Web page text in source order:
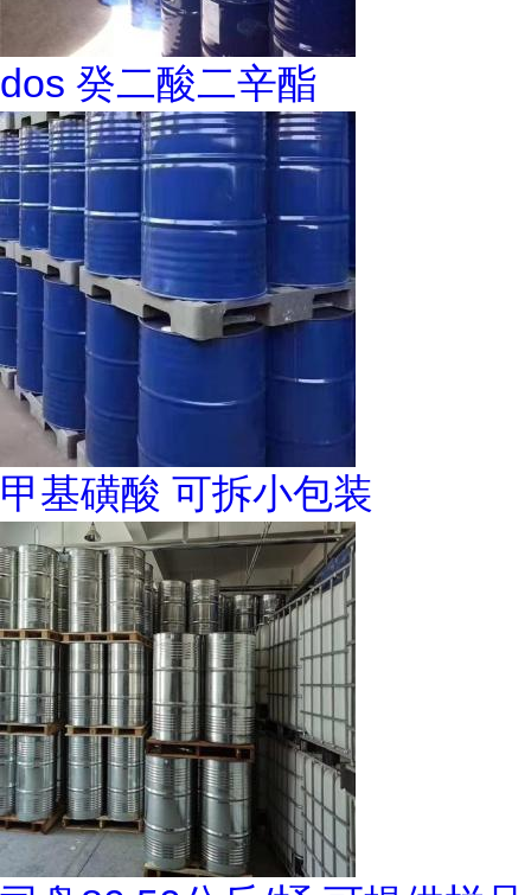
dos 癸二酸二辛酯
甲基磺酸 可拆小包装